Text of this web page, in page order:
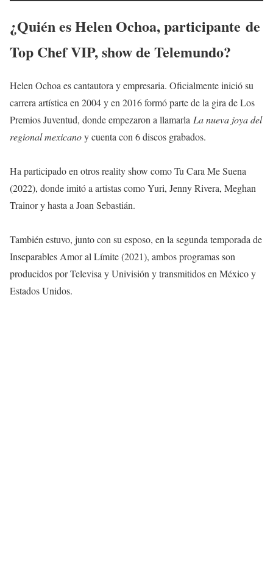
¿Quién esHelen Ochoa, participante de
Top Chef VIP, show de Telemundo?
Helen Ochoa es cantautora y empresaria. Oficialmente inició su
carrera artística en 2004 y en 2016 formó parte de la gira de Los
Premios Juventud, donde empezaron a llamarla La nueva joya del
regional mexicanoy cuenta con 6 discos grabados.
Ha participado en otros reality show como Tu Cara Me Suena
(2022), donde imitó a artistas como Yuri, Jenny Rivera, Meghan
Trainor y hasta a Joan Sebastián.
También estuvo, junto con su esposo, en la segunda temporada de
Inseparables Amor al Límite (2021), ambos programas son
producidos por Televisa y Univisión y transmitidos en México y
Estados Unidos.